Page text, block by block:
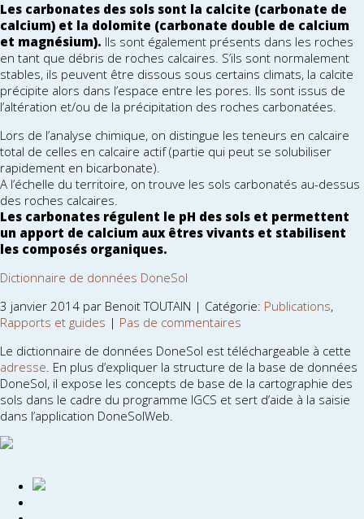
Les carbonates des sols sont la calcite (carbonate de
calcium) et la dolomite (carbonate double de calcium
et magnésium). Ils sont également présents dans les roches
en tant que débris de roches calcaires. S’ils sont normalement
stables, ils peuvent être dissous sous certains climats, la calcite
précipite alors dans l’espace entre les pores. Ils sont issus de
l’altération et/ou de la précipitation des roches carbonatées.
Lors de l’analyse chimique, on distingue les teneurs en calcaire
total de celles en calcaire actif (partie qui peut se solubiliser
rapidement en bicarbonate).
A l’échelle du territoire, on trouve les sols carbonatés au-dessus
des roches calcaires.
Les carbonates régulent le pH des sols et permettent
un apport de calcium aux êtres vivants et stabilisent
les composés organiques.
Dictionnaire de données DoneSol
3 janvier 2014 par Benoit TOUTAIN | Catégorie: Publications,
Rapports et guides | Pas de commentaires
Le dictionnaire de données DoneSol est téléchargeable à cette
adresse. En plus d’expliquer la structure de la base de données
DoneSol, il expose les concepts de base de la cartographie des
sols dans le cadre du programme IGCS et sert d’aide à la saisie
dans l’application DoneSolWeb.